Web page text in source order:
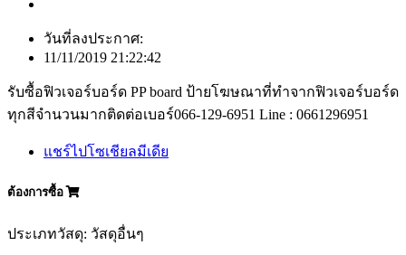
วันที่ลงประกาศ:
11/11/2019 21:22:42
รับซื้อฟิวเจอร์บอร์ด PP board ป้ายโฆษณาที่ทำจากฟิวเจอร์บอร์ด
ทุกสีจำนวนมากติดต่อเบอร์066-129-6951 Line : 0661296951
แชร์ไปโซเชียลมีเดีย
ต้องการซื้อ
ประเภทวัสดุ: วัสดุอื่นๆ